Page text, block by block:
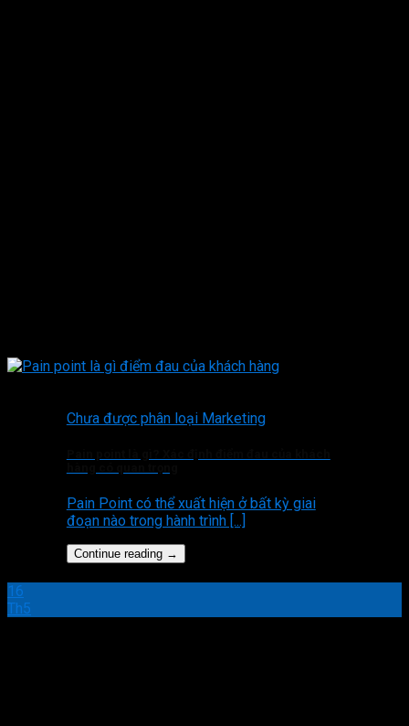
Chưa được phân loại Marketing
Pain Point có thể xuất hiện ở bất kỳ giai
đoạn nào trong hành trình [...]
Continue reading →
16
Th5